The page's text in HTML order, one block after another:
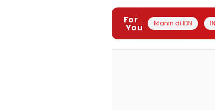
For
You Iklanin di IDN